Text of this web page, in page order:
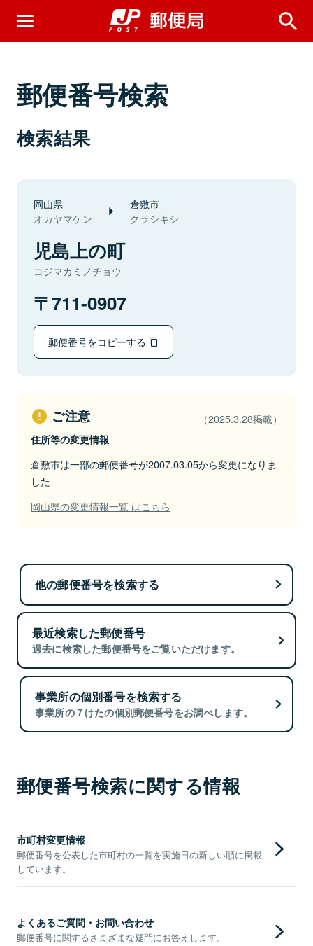
郵便番号検索
検索結果
岡山県
オカヤマケン
倉敷市
クラシキシ
児島上の町
コジマカミノチョウ
711-0907
郵便番号をコピーする
ご注意 （2025.3.28掲載）
住所等の変更情報
倉敷市は一部の郵便番号が2007.03.05から変更になりま
した
岡山県の変更情報一覧 はこちら
他の郵便番号を検索する
最近検索した郵便番号
過去に検索した郵便番号をご覧いただけます。
事業所の個別番号を検索する
事業所の７けたの個別郵便番号をお調べします。
郵便番号検索に関する情報
市町村変更情報
郵便番号を公表した市町村の一覧を実施日の新しい順に掲載
しています。
よくあるご質問・お問い合わせ
郵便番号に関するさまざまな疑問にお答えします。